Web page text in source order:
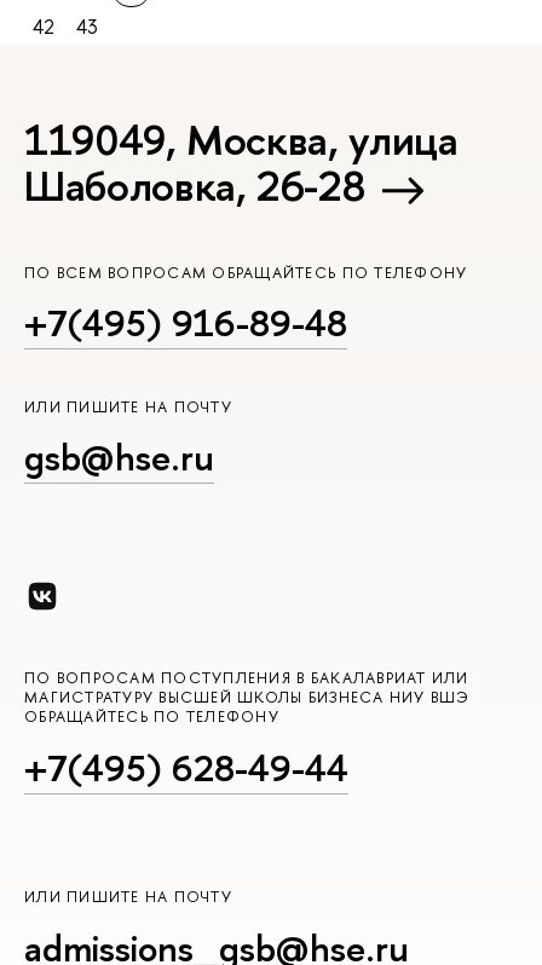
42
43
119049, Москва, улица
Шаболовка, 26-28
ПО ВСЕМ ВОПРОСАМ ОБРАЩАЙТЕСЬ ПО ТЕЛЕФОНУ
+7(495) 916-89-48
ИЛИ ПИШИТЕ НА ПОЧТУ
gsb@hse.ru
ПО ВОПРОСАМ ПОСТУПЛЕНИЯ В БАКАЛАВРИАТ ИЛИ
МАГИСТРАТУРУ ВЫСШЕЙ ШКОЛЫ БИЗНЕСА НИУ ВШЭ
ОБРАЩАЙТЕСЬ ПО ТЕЛЕФОНУ
+7(495) 628-49-44
ИЛИ ПИШИТЕ НА ПОЧТУ
admissions_gsb@hse.ru